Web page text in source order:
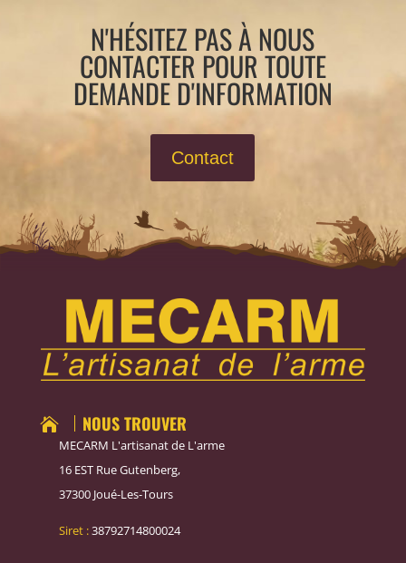
N'HÉSITEZ PAS À NOUS
CONTACTER POUR TOUTE
DEMANDE D'INFORMATION
Contact
 NOUS TROUVER
MECARM L'artisanat de L'arme
16 EST Rue Gutenberg,
37300 Joué-Les-Tours
Siret :38792714800024